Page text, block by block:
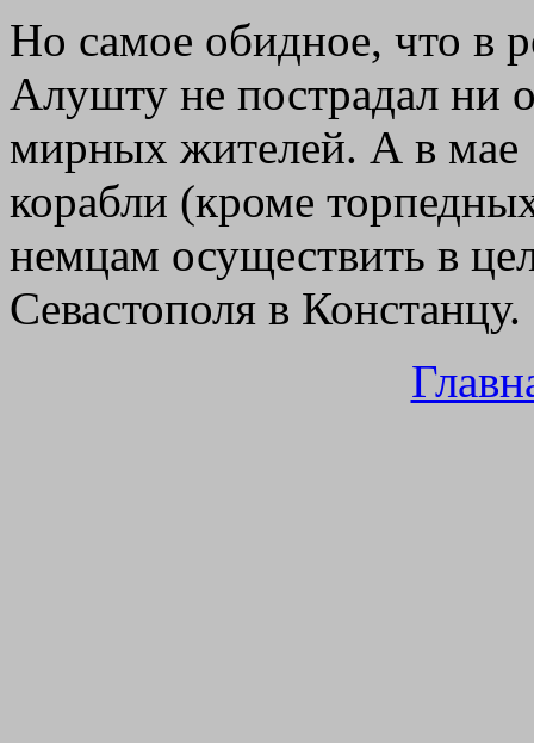
Но самое обидное, что в
Алушту не пострадал ни
мирных жителей. А в мае
корабли (кроме
немцам осуществить в
Севастополя в Констанцу.